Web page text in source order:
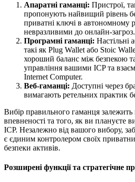
Апаратні гаманці: Пристрої,
пропонують найвищий рівень
приватні ключі в автономному
невразливими до онлайн-загроз.
Програмні гаманці: Настільні
такі як Plug Wallet або Stoic
хороший баланс між безпекою
управління вашими ICP та
Internet Computer.
Веб-гаманці: Доступні через
вимагають ретельних практик
Вибір правильного гаманця залежить
впевненості та того, як ви плануєте
ICP. Незалежно від вашого вибору,
є єдиним контролером своїх
безпеки активів.
Розширені функції та стратегічне